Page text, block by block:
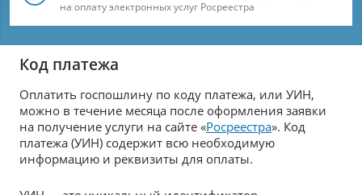
на оплату электронных услуг Росреестра
Код платежа
Оплатить госпошлину по коду платежа, или УИН,
можно в течение месяца после оформления заявки
на получение услуги на сайте «Росреестра». Код
платежа (УИН) содержит всю необходимую
информацию и реквизиты для оплаты.